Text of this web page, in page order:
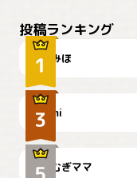
投稿ランキング
みほ
可愛い？
mi
🌻とむぎ！
むぎママ